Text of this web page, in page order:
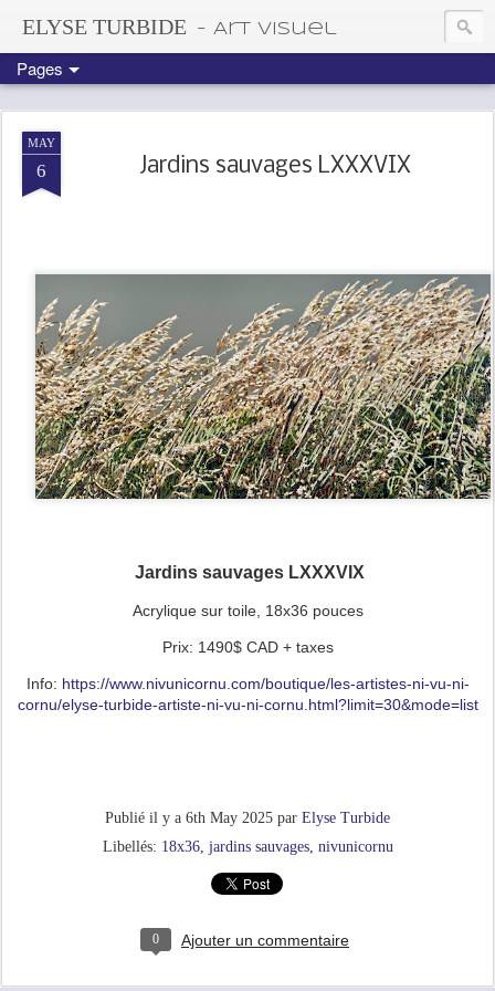
ELYSE TURBIDE - Art visuel
Pages
MAY
6 Jardins sauvages LXXXVIX
Jardins sauvages LXXXVIX
Acrylique sur toile, 18x36 pouces
Prix: 1490$ CAD + taxes
Info: https://www.nivunicornu.com/boutique/les-artistes-ni-vu-ni-
cornu/elyse-turbide-artiste-ni-vu-ni-cornu.html?limit=30&mode=list
Publié il y a 6th May 2025 par Elyse Turbide
Libellés: 18x36 jardins sauvages nivunicornu
0 Ajouter un commentaire